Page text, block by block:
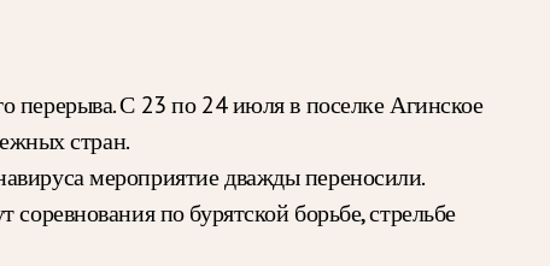
перерыва. С 23 по 24 июля в поселке Агинское
стран.
мероприятие дважды переносили.
по бурятской борьбе, стрельбе